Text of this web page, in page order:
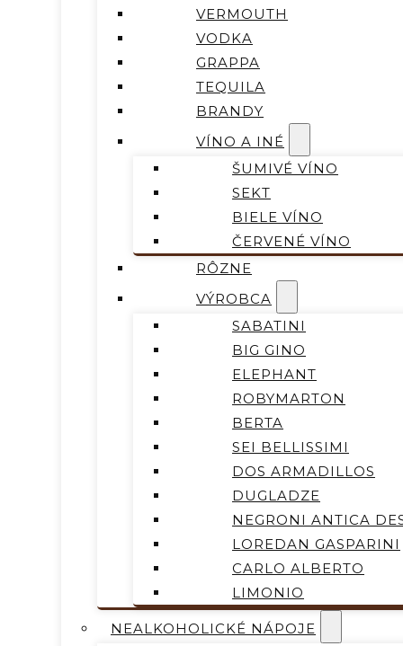
VERMOUTH
VODKA
GRAPPA
TEQUILA
BRANDY
VÍNO A INÉ
ŠUMIVÉ VÍNO
SEKT
BIELE VÍNO
ČERVENÉ VÍNO
RÔZNE
VÝROBCA
SABATINI
BIG GINO
ELEPHANT
ROBYMARTON
BERTA
SEI BELLISSIMI
DOS ARMADILLOS
DUGLADZE
NEGRONI ANTICA
LOREDAN GASPARINI
CARLO ALBERTO
LIMONIO
NEALKOHOLICKÉ NÁPOJE